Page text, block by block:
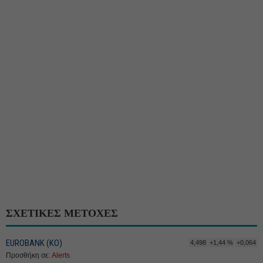
ΣΧΕΤΙΚΕΣ ΜΕΤΟΧΕΣ
EUROBANK (ΚΟ) 4,498 +1,44 % +0,064
Προσθήκη σε: Alerts